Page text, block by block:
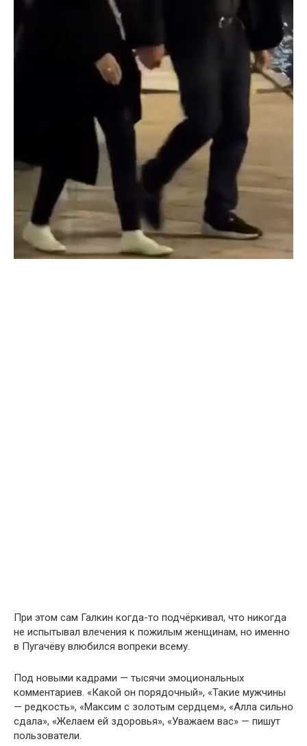
При этом сам Галкин когда-то подчёркивал, что никогда
не испытывал влечения к пожилым женщинам, но именно
в Пугачёву влюбился вопреки всему.
Под новыми кадрами — тысячи эмоциональных
комментариев. «Какой он порядочный», «Такие мужчины
— редкость», «Максим с золотым сердцем», «Алла сильно
сдала», «Желаем ей здоровья», «Уважаем вас» — пишут
пользователи.